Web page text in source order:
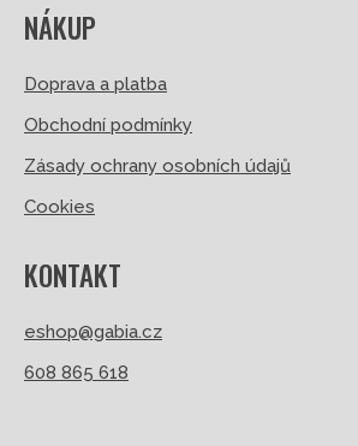
NÁKUP
Doprava a platba
Obchodní podmínky
Zásady ochrany osobních údajů
Cookies
KONTAKT
eshop@gabia.cz
608 865 618